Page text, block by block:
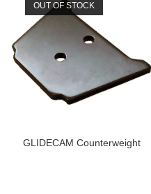
OUT OF STOCK
GLIDECAM Counterweight